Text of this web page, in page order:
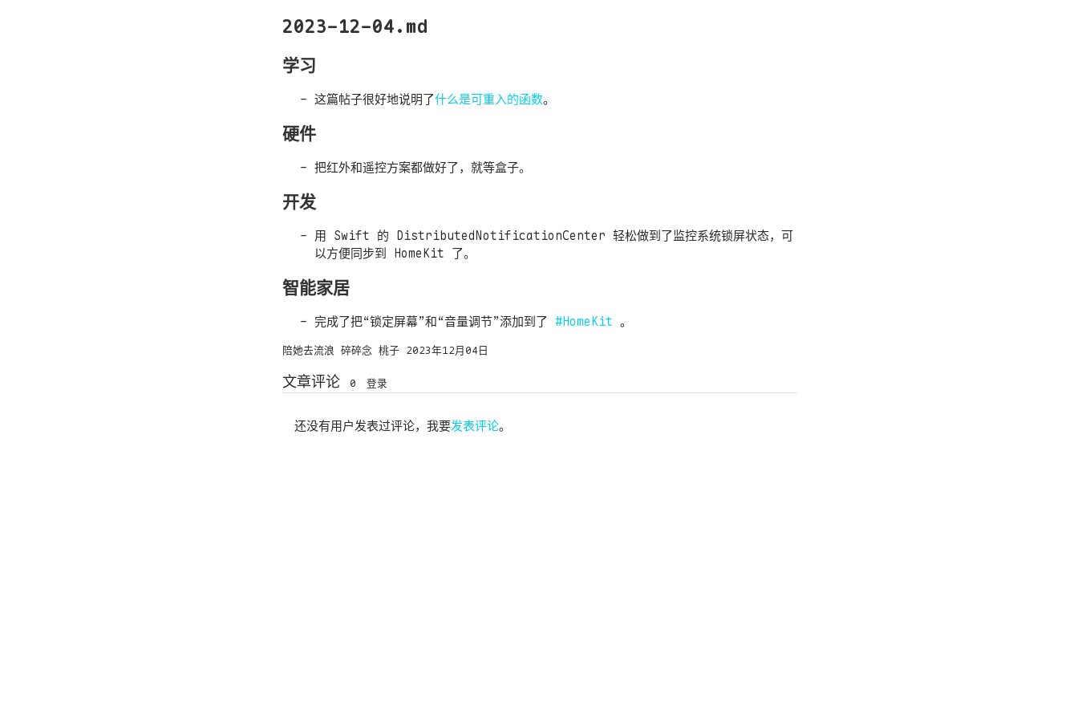
2023-12-04.md
学习
这篇帖子很好地说明了什么是可重入的函数。
硬件
把红外和遥控方案都做好了，就等盒子。
开发
用 Swift 的 DistributedNotificationCenter 轻松做到了监控系统锁屏状态，可
以方便同步到 HomeKit 了。
智能家居
完成了把“锁定屏幕”和“音量调节”添加到了 #HomeKit 。
陪她去流浪 碎碎念 桃子 2023年12月04日
文章评论 0 登录
还没有用户发表过评论，我要发表评论。